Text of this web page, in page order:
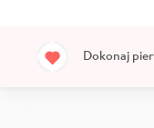
Dokonaj